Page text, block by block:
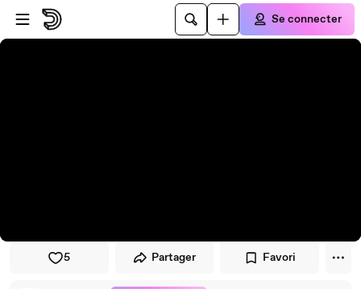
Passer au player
Passer au contenu principal
Se connecter
5 Partager Favori